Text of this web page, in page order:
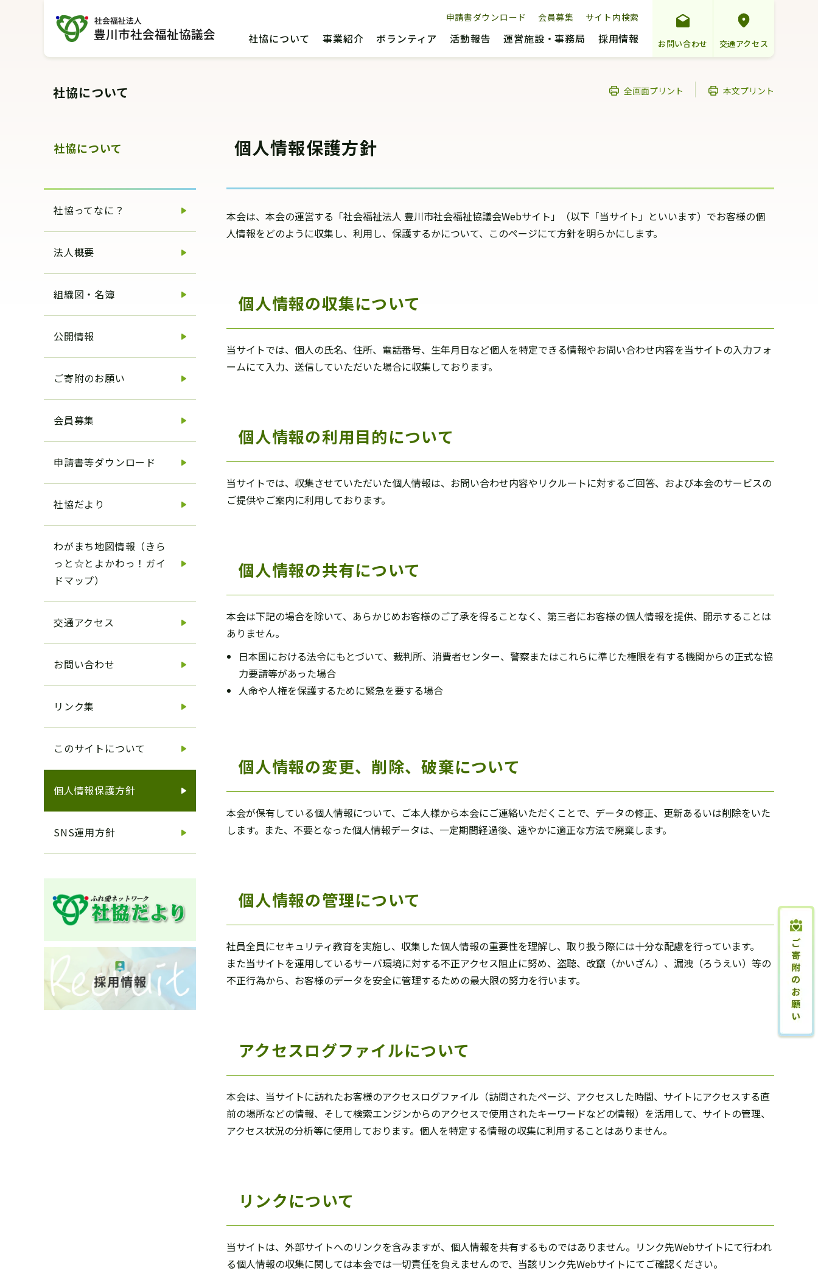
申請書ダウンロード 会員募集 サイト内検索
社協について 事業紹介 ボランティア 活動報告 運営施設・事務局 採用情報 お問い合わせ 交通アクセス
社協について 全画面プリント 本文プリント
個人情報保護方針
本会は、本会の運営する「社会福祉法人 豊川市社会福祉協議会Webサイト」（以下「当サイト」といいます）でお客様の個
人情報をどのように収集し、利用し、保護するかについて、このページにて方針を明らかにします。
個人情報の収集について
当サイトでは、個人の氏名、住所、電話番号、生年月日など個人を特定できる情報やお問い合わせ内容を当サイトの入力フォ
ームにて入力、送信していただいた場合に収集しております。
個人情報の利用目的について
当サイトでは、収集させていただいた個人情報は、お問い合わせ内容やリクルートに対するご回答、および本会のサービスの
ご提供やご案内に利用しております。
個人情報の共有について
本会は下記の場合を除いて、あらかじめお客様のご了承を得ることなく、第三者にお客様の個人情報を提供、開示することは
ありません。
日本国における法令にもとづいて、裁判所、消費者センター、警察またはこれらに準じた権限を有する機関からの正式な協
力要請等があった場合
人命や人権を保護するために緊急を要する場合
個人情報の変更、削除、破棄について
本会が保有している個人情報について、ご本人様から本会にご連絡いただくことで、データの修正、更新あるいは削除をいた
します。また、不要となった個人情報データは、一定期間経過後、速やかに適正な方法で廃棄します。
個人情報の管理について
社員全員にセキュリティ教育を実施し、収集した個人情報の重要性を理解し、取り扱う際には十分な配慮を行っています。
また当サイトを運用しているサーバ環境に対する不正アクセス阻止に努め、盗聴、改竄（かいざん）、漏洩（ろうえい）等の
不正行為から、お客様のデータを安全に管理するための最大限の努力を行います。
アクセスログファイルについて
本会は、当サイトに訪れたお客様のアクセスログファイル（訪問されたページ、アクセスした時間、サイトにアクセスする直
前の場所などの情報、そして検索エンジンからのアクセスで使用されたキーワードなどの情報）を活用して、サイトの管理、
アクセス状況の分析等に使用しております。個人を特定する情報の収集に利用することはありません。
リンクについて
当サイトは、外部サイトへのリンクを含みますが、個人情報を共有するものではありません。リンク先Webサイトにて行われ
る個人情報の収集に関しては本会では一切責任を負えませんので、当該リンク先Webサイトにてご確認ください。
社協について
社協ってなに？
法人概要
組織図・名簿
公開情報
ご寄附のお願い
会員募集
申請書等ダウンロード
社協だより
わがまち地図情報（きら
っと☆とよかわっ！ガイ
ドマップ）
交通アクセス
お問い合わせ
リンク集
このサイトについて
個人情報保護方針
SNS運用方針